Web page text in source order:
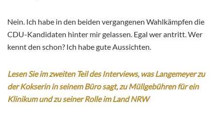
Nein. Ich habe in den beiden vergangenen Wahlkämpfen die
CDU-Kandidaten hinter mir gelassen. Egal wer antritt. Wer
kennt den schon? Ich habe gute Aussichten.
Lesen Sie im zweiten Teil des Interviews, was Langemeyer zu
der Kokserin in seinem Büro sagt, zu Müllgebühren für ein
Klinikum und zu seiner Rolle im Land NRW